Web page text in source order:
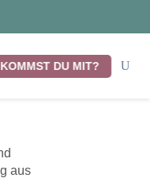
KOMMST DU MIT?